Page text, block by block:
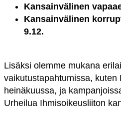
Kansainvälinen
Kansainvälinen
9.12.
Lisäksi olemme mukana
vaikutustapahtumissa, kuten
heinäkuussa, ja
Urheilua Ihmisoikeusliiton